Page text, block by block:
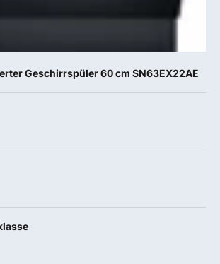
Geschirrspüler 60 cm SN63EX22AE